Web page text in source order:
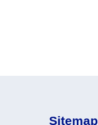
Sitemap